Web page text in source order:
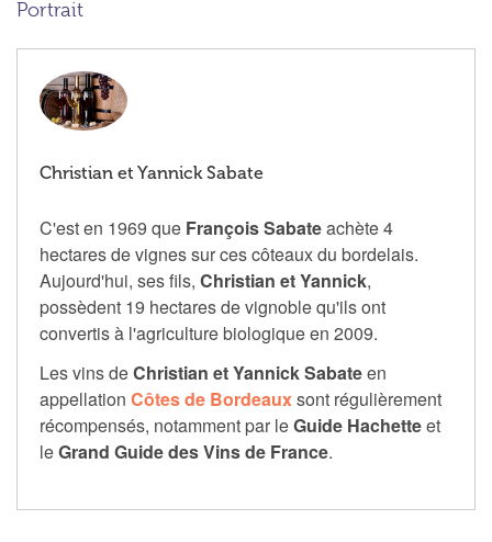
Portrait
Christian et Yannick Sabate
C'est en 1969 que François Sabateachète 4
hectares de vignes sur ces côteaux du bordelais.
Aujourd'hui, ses fils, Christian et Yannick,
possèdent 19 hectares de vignoble qu'ils ont
convertis à l'agriculture biologique en 2009.
Les vins deChristian et Yannick Sabateen
appellation Côtes de Bordeauxsont régulièrement
récompensés, notamment par leGuide Hachetteet
leGrand Guide des Vins de France.